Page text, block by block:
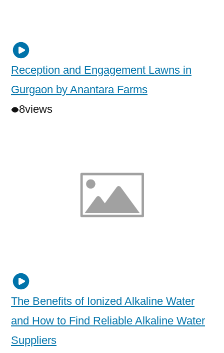
Reception and Engagement Lawns in
Gurgaon by Anantara Farms
8views
The Benefits of Ionized Alkaline Water
and How to Find Reliable Alkaline Water
Suppliers